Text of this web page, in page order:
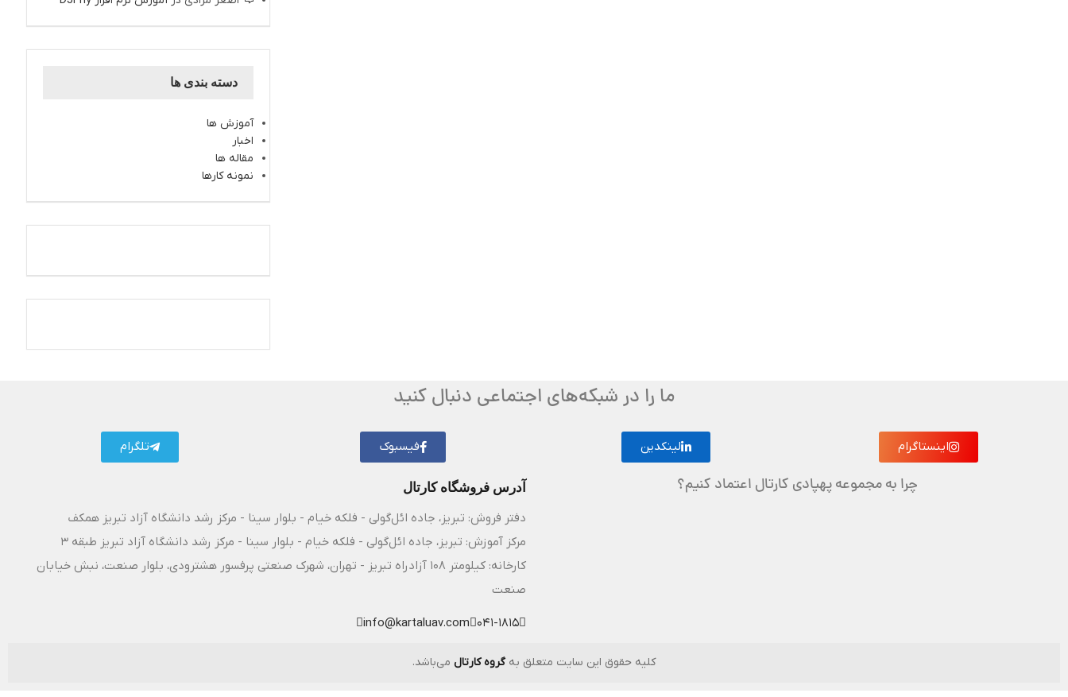
دسته بندی ها
آموزش ها
اخبار
مقاله ها
نمونه کارها
اینستاگرام کارتال
ما را در شبکه‌های اجتماعی دنبال کنید
اینستاگرام لینکدین فیسبوک تلگرام
چرا به مجموعه پهپادی کارتال اعتماد کنیم؟ آدرس فروشگاه کارتال
دفتر فروش: تبریز، جاده ائل‌گولی - فلکه خیام - بلوار سینا - مرکز رشد دانشگاه آزاد تبریز همکف
مرکز آموزش: تبریز، جاده ائل‌گولی - فلکه خیام - بلوار سینا - مرکز رشد دانشگاه آزاد تبریز طبقه 3
کارخانه: کیلومتر ۱۰۸ آزادراه تبریز - تهران، شهرک صنعتی پرفسور هشترودی، بلوار صنعت، نبش خیابان
صنعت
041-1815
info@kartaluav.com
کلیه حقوق این سایت متعلق بهگروه کارتال می‌باشد.